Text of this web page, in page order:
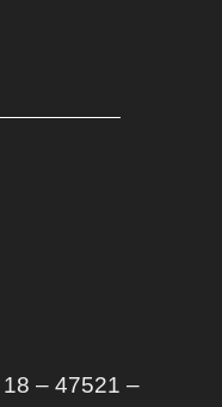
– 47521 –